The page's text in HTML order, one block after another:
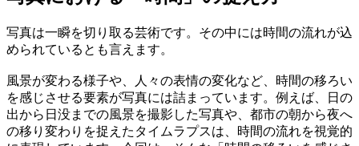
写真は一瞬を切り取る芸術です。その中には時間の流れが込
められているとも言えます。
風景が変わる様子や、人々の表情の変化など、時間の移ろい
を感じさせる要素が写真には詰まっています。例えば、日の
出から日没までの風景を撮影した写真や、都市の朝から夜へ
の移り変わりを捉えたタイムラプスは、時間の流れを視覚的